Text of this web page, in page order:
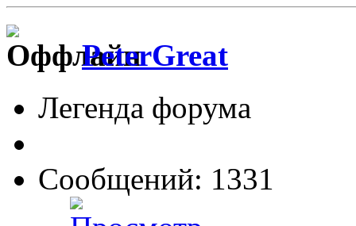
PeterGreat
Легенда форума
Сообщений: 1331